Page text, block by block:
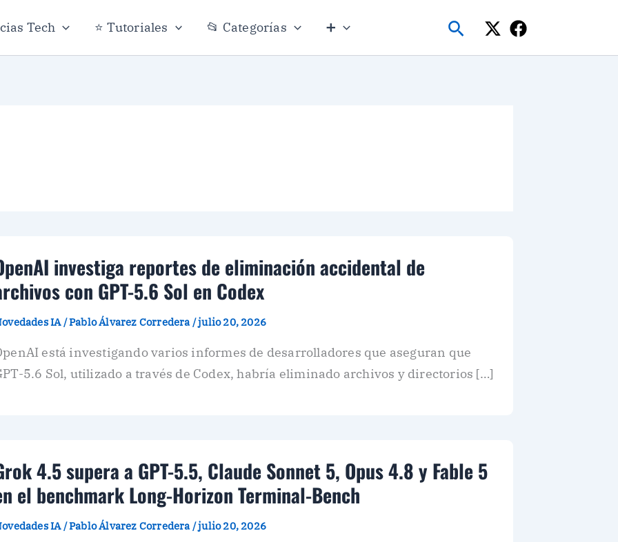
Tech ⭐ Tutoriales 📂 Categorías ➕ Buscar
investiga reportes de eliminación accidental de
con GPT-5.6 Sol en Codex
IA/Pablo Álvarez Corredera /julio 20, 2026
está investigando varios informes de desarrolladores que aseguran que
5.6 Sol, utilizado a través de Codex, habría eliminado archivos y directorios […]
4.5 supera a GPT-5.5, Claude Sonnet 5, Opus 4.8 y Fable 5
el benchmark Long-Horizon Terminal-Bench
IA/Pablo Álvarez Corredera /julio 20, 2026